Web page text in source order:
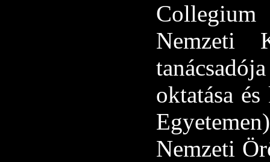
Nemzeti
oktatása
Nemzeti